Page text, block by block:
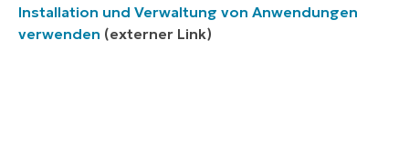
Installation und Verwaltung von Anwendungen
verwenden (externer Link)